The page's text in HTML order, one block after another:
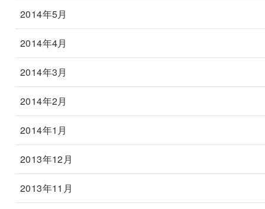
2014年5月
2014年4月
2014年3月
2014年2月
2014年1月
2013年12月
2013年11月